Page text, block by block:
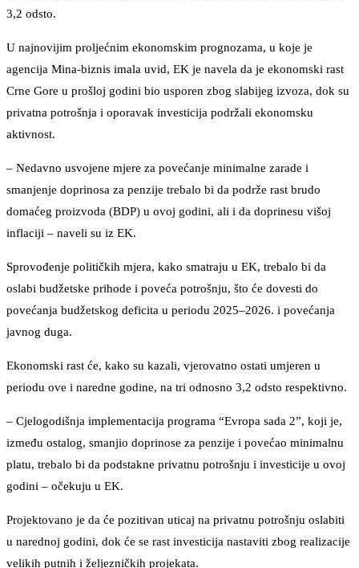
3,2 odsto.
U najnovijim proljećnim ekonomskim prognozama, u koje je
agencija Mina-biznis imala uvid, EK je navela da je ekonomski rast
Crne Gore u prošloj godini bio usporen zbog slabijeg izvoza, dok su
privatna potrošnja i oporavak investicija podržali ekonomsku
aktivnost.
– Nedavno usvojene mjere za povećanje minimalne zarade i
smanjenje doprinosa za penzije trebalo bi da podrže rast brudo
domaćeg proizvoda (BDP) u ovoj godini, ali i da doprinesu višoj
inflaciji – naveli su iz EK.
Sprovođenje političkih mjera, kako smatraju u EK, trebalo bi da
oslabi budžetske prihode i poveća potrošnju, što će dovesti do
povećanja budžetskog deficita u periodu 2025–2026. i povećanja
javnog duga.
Ekonomski rast će, kako su kazali, vjerovatno ostati umjeren u
periodu ove i naredne godine, na tri odnosno 3,2 odsto respektivno.
– Cjelogodišnja implementacija programa “Evropa sada 2”, koji je,
između ostalog, smanjio doprinose za penzije i povećao minimalnu
platu, trebalo bi da podstakne privatnu potrošnju i investicije u ovoj
godini – očekuju u EK.
Projektovano je da će pozitivan uticaj na privatnu potrošnju oslabiti
u narednoj godini, dok će se rast investicija nastaviti zbog realizacije
velikih putnih i željezničkih projekata.